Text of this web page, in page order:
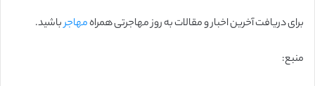
برای دریافت آخرین اخبار و مقالات به روز مهاجرتی همراهمهاجرباشید.
منبع: